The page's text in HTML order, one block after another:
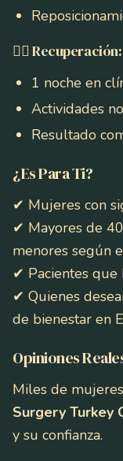
💆‍♀️ Recuperación:
1 noche en
Actividades
Resultado
¿Es Para Ti?
✔ Mujeres con
✔ Mayores de
menores según
✔ Pacientes que
✔ Quienes
de bienestar en
Opiniones
Miles de
Surgery Turkey
y su confianza.